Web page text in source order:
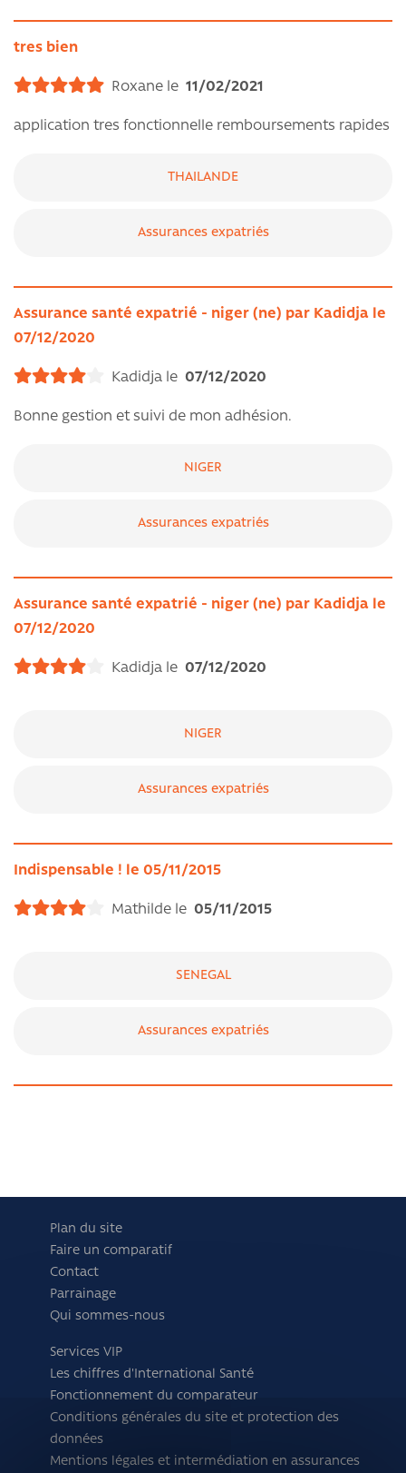
tres bien
Roxane le 11/02/2021
application tres fonctionnelle remboursements rapides
THAILANDE
Assurances expatriés
Assurance santé expatrié - niger (ne) par Kadidja le
07/12/2020
Kadidja le 07/12/2020
Bonne gestion et suivi de mon adhésion.
NIGER
Assurances expatriés
Assurance santé expatrié - niger (ne) par Kadidja le
07/12/2020
Kadidja le 07/12/2020
NIGER
Assurances expatriés
Indispensable ! le 05/11/2015
Mathilde le 05/11/2015
SENEGAL
Assurances expatriés
Plan du site
Faire un comparatif
Contact
Parrainage
Qui sommes-nous
Services VIP
Les chiffres d'International Santé
Fonctionnement du comparateur
Conditions générales du site et protection des
données
Mentions légales et intermédiation en assurances